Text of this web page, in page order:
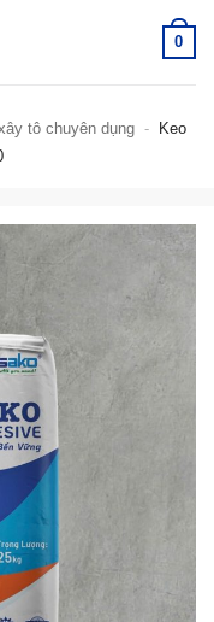
0
tô chuyên dụng -
Keo